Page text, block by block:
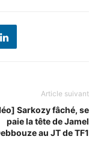
Article suivant
Sarkozy fâché, se
paie la tête de Jamel
au JT de TF1